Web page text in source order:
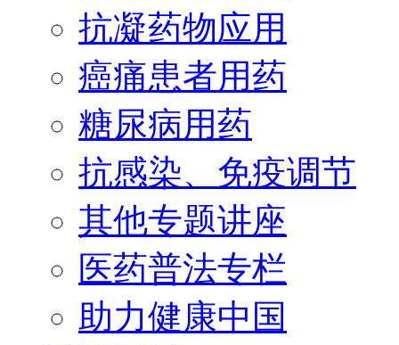
抗凝药物应用
癌痛患者用药
糖尿病用药
抗感染、免疫调节
其他专题讲座
医药普法专栏
助力健康中国